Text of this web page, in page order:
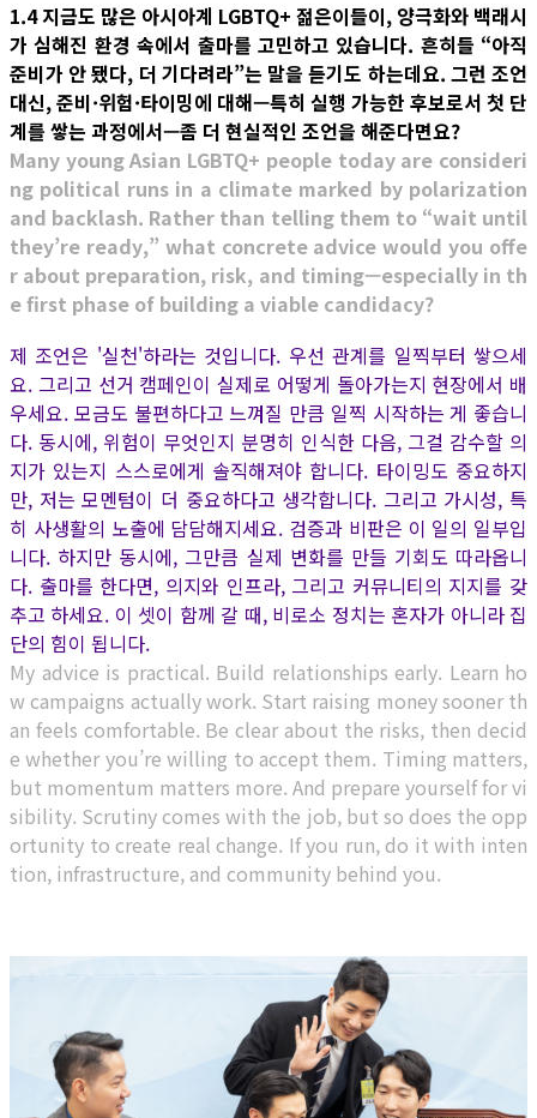
1.4 지금도 많은 아시아계 LGBTQ+ 젊은이들이, 양극화와 백래시
가 심해진 환경 속에서 출마를 고민하고 있습니다. 흔히들 “아직
준비가 안 됐다, 더 기다려라”는 말을 듣기도 하는데요. 그런 조언
대신, 준비·위험·타이밍에 대해—특히 실행 가능한 후보로서 첫 단
계를 쌓는 과정에서—좀 더 현실적인 조언을 해준다면요?
Many young Asian LGBTQ+ people today are consideri
ng political runs in a climate marked by polarization
and backlash. Rather than telling them to “wait until
they’re ready,” what concrete advice would you offe
r about preparation, risk, and timing—especially in th
e first phase of building a viable candidacy?
제 조언은 '실천'하라는 것입니다. 우선 관계를 일찍부터 쌓으세
요. 그리고 선거 캠페인이 실제로 어떻게 돌아가는지 현장에서 배
우세요. 모금도 불편하다고 느껴질 만큼 일찍 시작하는 게 좋습니
다. 동시에, 위험이 무엇인지 분명히 인식한 다음, 그걸 감수할 의
지가 있는지 스스로에게 솔직해져야 합니다. 타이밍도 중요하지
만, 저는 모멘텀이 더 중요하다고 생각합니다. 그리고 가시성, 특
히 사생활의 노출에 담담해지세요. 검증과 비판은 이 일의 일부입
니다. 하지만 동시에, 그만큼 실제 변화를 만들 기회도 따라옵니
다. 출마를 한다면, 의지와 인프라, 그리고 커뮤니티의 지지를 갖
추고 하세요. 이 셋이 함께 갈 때, 비로소 정치는 혼자가 아니라 집
단의 힘이 됩니다.
My advice is practical. Build relationships early. Learn ho
w campaigns actually work. Start raising money sooner th
an feels comfortable. Be clear about the risks, then decid
e whether you’re willing to accept them. Timing matters,
but momentum matters more. And prepare yourself for vi
sibility. Scrutiny comes with the job, but so does the opp
ortunity to create real change. If you run, do it with inten
tion, infrastructure, and community behind you.